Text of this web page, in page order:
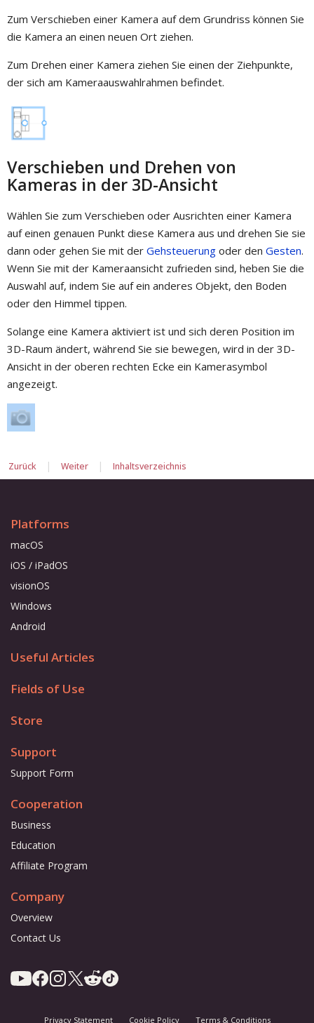
Zum Verschieben einer Kamera auf dem Grundriss können Sie
die Kamera an einen neuen Ort ziehen.
Zum Drehen einer Kamera ziehen Sie einen der Ziehpunkte,
der sich am Kameraauswahlrahmen befindet.
Verschieben und Drehen von
Kameras in der 3D-Ansicht
Wählen Sie zum Verschieben oder Ausrichten einer Kamera
auf einen genauen Punkt diese Kamera aus und drehen Sie sie
dann oder gehen Sie mit der Gehsteuerung oder den Gesten.
Wenn Sie mit der Kameraansicht zufrieden sind, heben Sie die
Auswahl auf, indem Sie auf ein anderes Objekt, den Boden
oder den Himmel tippen.
Solange eine Kamera aktiviert ist und sich deren Position im
3D-Raum ändert, während Sie sie bewegen, wird in der 3D-
Ansicht in der oberen rechten Ecke ein Kamerasymbol
angezeigt.
Zurück | Weiter | Inhaltsverzeichnis
Platforms
macOS
iOS / iPadOS
visionOS
Windows
Android
Useful Articles
Fields of Use
Store
Support
Support Form
Cooperation
Business
Education
Affiliate Program
Company
Overview
Contact Us
Privacy Statement Cookie Policy Terms & Conditions